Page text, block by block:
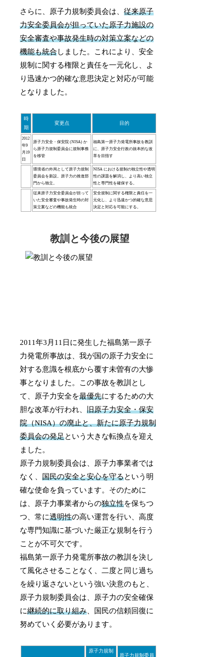
さらに、原子力規制委員会は、従来原子
力安全委員会が担っていた原子力施設の
安全審査や事故発生時の対策立案などの
機能も統合しました。これにより、安全
規制に関する権限と責任を一元化し、よ
り迅速かつ的確な意思決定と対応が可能
となりました。
時
期
変更点 目的
2012
年9
月19
日
原子力安全・保安院 (NISA) か
ら原子力規制委員会に規制事務
を移管
福島第一原子力発電所事故を教訓
に、原子力安全行政の抜本的な改
革を目指す
環境省の外局として原子力規制
委員会を新設。原子力の推進部
門から独立。
NISA における規制の独立性や透明
性の課題を解消し、より高い独立
性と専門性を確保する。
従来原子力安全委員会が担って
いた安全審査や事故発生時の対
策立案などの機能も統合
安全規制に関する権限と責任を一
元化し、より迅速かつ的確な意思
決定と対応を可能にする。
教訓と今後の展望
2011年3月11日に発生した福島第一原子
力発電所事故は、我が国の原子力安全に
対する意識を根底から覆す未曽有の大惨
事となりました。この事故を教訓とし
て、原子力安全を最優先にするための大
胆な改革が行われ、旧原子力安全・保安
院（NISA）の廃止と、新たに原子力規制
委員会の発足という大きな転換点を迎え
ました。
原子力規制委員会は、原子力事業者では
なく、国民の安全と安心を守るという明
確な使命を負っています。そのために
は、原子力事業者からの独立性を保ちつ
つ、常に透明性の高い運営を行い、高度
な専門知識に基づいた厳正な規制を行う
ことが不可欠です。
福島第一原子力発電所事故の教訓を決し
て風化させることなく、二度と同じ過ち
を繰り返さないという強い決意のもと、
原子力規制委員会は、原子力の安全確保
に継続的に取り組み 、国民の信頼回復に
努めていく必要があります。
原子力規制
原子力規制委員